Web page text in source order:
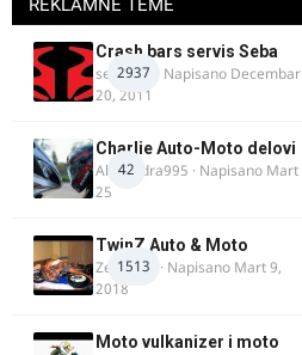
REKLAMNE TEME
2937
Crash bars servis Seba
seba011 · Napisano Decembar
20, 2011
42
Charlie Auto-Moto delovi
Alexandra995 · Napisano Mart
25
1513
TwinZ Auto & Moto
Zeljkamp · Napisano Mart 9,
2018
Moto vulkanizer i moto